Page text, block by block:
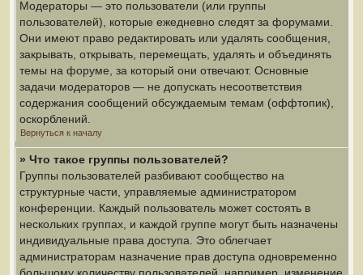
Модераторы — это пользователи (или группы
пользователей), которые ежедневно следят за форумами.
Они имеют право редактировать или удалять сообщения,
закрывать, открывать, перемещать, удалять и объединять
темы на форуме, за который они отвечают. Основные
задачи модераторов — не допускать несоответствия
содержания сообщений обсуждаемым темам (оффтопик),
оскорблений.
Вернуться к началу
» Что такое группы пользователей?
Группы пользователей разбивают сообщество на
структурные части, управляемые администратором
конференции. Каждый пользователь может состоять в
нескольких группах, и каждой группе могут быть назначены
индивидуальные права доступа. Это облегчает
администраторам назначение прав доступа одновременно